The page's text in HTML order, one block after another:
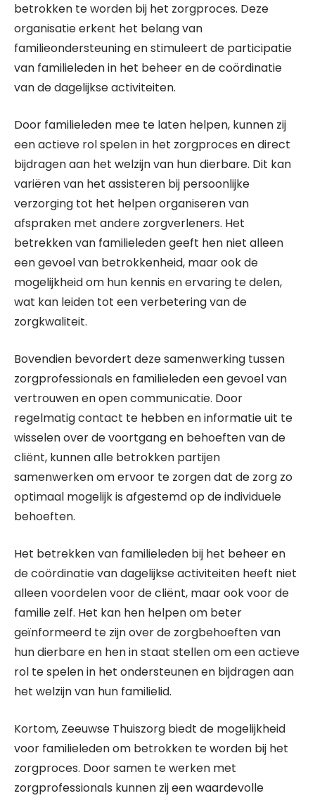
betrokken te worden bij het zorgproces. Deze
organisatie erkent het belang van
familieondersteuning en stimuleert de participatie
van familieleden in het beheer en de coördinatie
van de dagelijkse activiteiten.
Door familieleden mee te laten helpen, kunnen zij
een actieve rol spelen in het zorgproces en direct
bijdragen aan het welzijn van hun dierbare. Dit kan
variëren van het assisteren bij persoonlijke
verzorging tot het helpen organiseren van
afspraken met andere zorgverleners. Het
betrekken van familieleden geeft hen niet alleen
een gevoel van betrokkenheid, maar ook de
mogelijkheid om hun kennis en ervaring te delen,
wat kan leiden tot een verbetering van de
zorgkwaliteit.
Bovendien bevordert deze samenwerking tussen
zorgprofessionals en familieleden een gevoel van
vertrouwen en open communicatie. Door
regelmatig contact te hebben en informatie uit te
wisselen over de voortgang en behoeften van de
cliënt, kunnen alle betrokken partijen
samenwerken om ervoor te zorgen dat de zorg zo
optimaal mogelijk is afgestemd op de individuele
behoeften.
Het betrekken van familieleden bij het beheer en
de coördinatie van dagelijkse activiteiten heeft niet
alleen voordelen voor de cliënt, maar ook voor de
familie zelf. Het kan hen helpen om beter
geïnformeerd te zijn over de zorgbehoeften van
hun dierbare en hen in staat stellen om een actieve
rol te spelen in het ondersteunen en bijdragen aan
het welzijn van hun familielid.
Kortom, Zeeuwse Thuiszorg biedt de mogelijkheid
voor familieleden om betrokken te worden bij het
zorgproces. Door samen te werken met
zorgprofessionals kunnen zij een waardevolle